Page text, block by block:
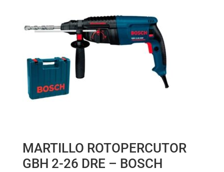
MARTILLO ROTOPERCUTOR
GBH 2-26 DRE – BOSCH